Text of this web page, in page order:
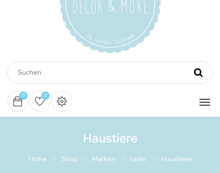
0 0
Haustiere
Home Shop Marken räder Haustiere